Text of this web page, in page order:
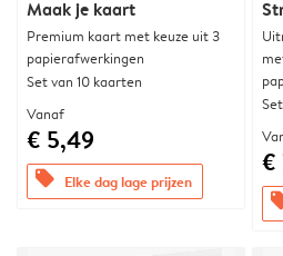
Maak je kaart
Premium kaart met keuze uit 3
papierafwerkingen
Set van 10 kaarten
Vanaf
€ 5,49
offers Elke dag lage prijzen
€